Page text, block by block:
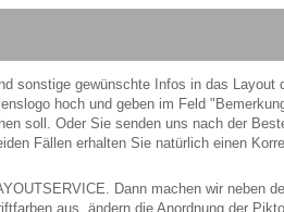
sonstige gewünschte Infos in das Layout
hoch und geben im Feld
soll. Oder Sie senden uns nach der
Fällen erhalten Sie natürlich einen
Dann machen wir neben
aus, ändern die Anordnung der